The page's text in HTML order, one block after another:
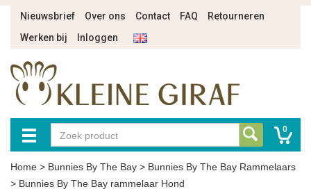
Nieuwsbrief Over ons Contact FAQ
Retourneren
Werken bij
Inloggen
0
Home > Bunnies By The Bay > Bunnies By The Bay Rammelaars
> Bunnies By The Bay rammelaar Hond